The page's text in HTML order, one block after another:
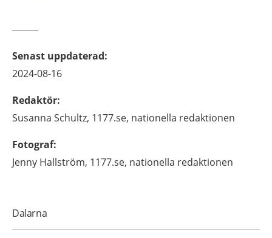
Senast uppdaterad:
2024-08-16
Redaktör:
Susanna Schultz, 1177.se, nationella redaktionen
Fotograf:
Jenny Hallström, 1177.se, nationella redaktionen
Dalarna